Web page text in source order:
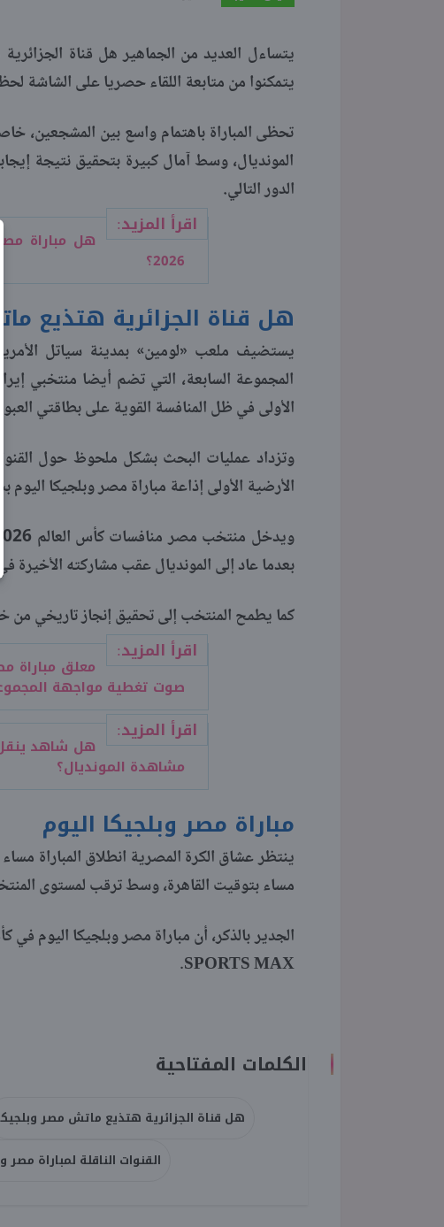
يتمكنوا من متابعة اللقاء حصريا على الشاشة
تحظى المباراة باهتمام واسع بين المشجعين،
المونديال، وسط آمال كبيرة بتحقيق نتيجة
الدور التالي.
اقرأ المزيد:
هل مباراة
2026؟
هل قناة الجزائرية هتذيع
يستضيف ملعب «لومين» بمدينة سياتل
المجموعة السابعة، التي تضم أيضا منتخبي
الأولى في ظل المنافسة القوية على بطاقتي
وتزداد عمليات البحث بشكل ملحوظ حول القنوات
الأرضية الأولى إذاعة مباراة مصر وبلجيكا
بعدما عاد إلى المونديال عقب مشاركته الأخيرة في
كما يطمح المنتخب إلى تحقيق إنجاز تاريخي من
اقرأ المزيد:
صوت تغطية مواجهة
اقرأ المزيد:
مشاهدة المونديال؟
مباراة مصر وبلجيكا اليوم
ينتظر عشاق الكرة المصرية انطلاق المباراة
مساء بتوقيت القاهرة، وسط ترقب لمستوى
SPORTS MAX.
الكلمات المفتاحية
هل قناة الجزائرية هتذيع ماتش مصر
القنوات الناقلة لمباراة مصر